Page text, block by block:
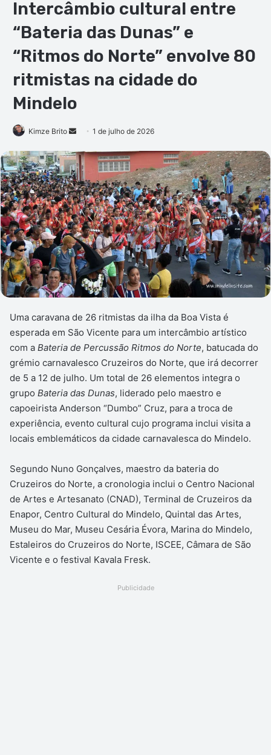
Intercâmbio cultural entre
“Bateria das Dunas” e
“Ritmos do Norte” envolve 80
ritmistas na cidade do
Mindelo
Kimze Brito
Mande
e-
mail
1 de julho de 2026
Uma caravana de 26 ritmistas da ilha da Boa Vista é
esperada em São Vicente para um intercâmbio artístico
com a Bateria de Percussão Ritmos do Norte, batucada do
grémio carnavalesco Cruzeiros do Norte, que irá decorrer
de 5 a 12 de julho. Um total de 26 elementos integra o
grupo Bateria das Dunas, liderado pelo maestro e
capoeirista Anderson “Dumbo” Cruz, para a troca de
experiência, evento cultural cujo programa inclui visita a
locais emblemáticos da cidade carnavalesca do Mindelo.
Segundo Nuno Gonçalves, maestro da bateria do
Cruzeiros do Norte, a cronologia inclui o Centro Nacional
de Artes e Artesanato (CNAD), Terminal de Cruzeiros da
Enapor, Centro Cultural do Mindelo, Quintal das Artes,
Museu do Mar, Museu Cesária Évora, Marina do Mindelo,
Estaleiros do Cruzeiros do Norte, ISCEE, Câmara de São
Vicente e o festival Kavala Fresk.
Publicidade